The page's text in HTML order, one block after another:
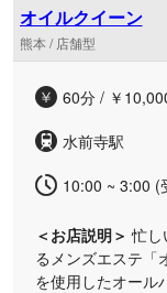
された技と温か
客様がメンズエス
本市エリアにて、
皆様のお越しを心
オイルクイーン
熊本 / 店舗型
60分 / ￥
水前寺駅
10:00 ~ 3:00 (
＜お店説明＞ 忙し
るメンズエステ「
を使用したオール